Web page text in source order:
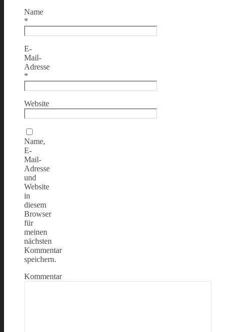
Name
*
E-
Mail-
Adresse
*
Website
Name,
E-
Mail-
Adresse
und
Website
in
diesem
Browser
für
meinen
nächsten
Kommentar
speichern.
Kommentar